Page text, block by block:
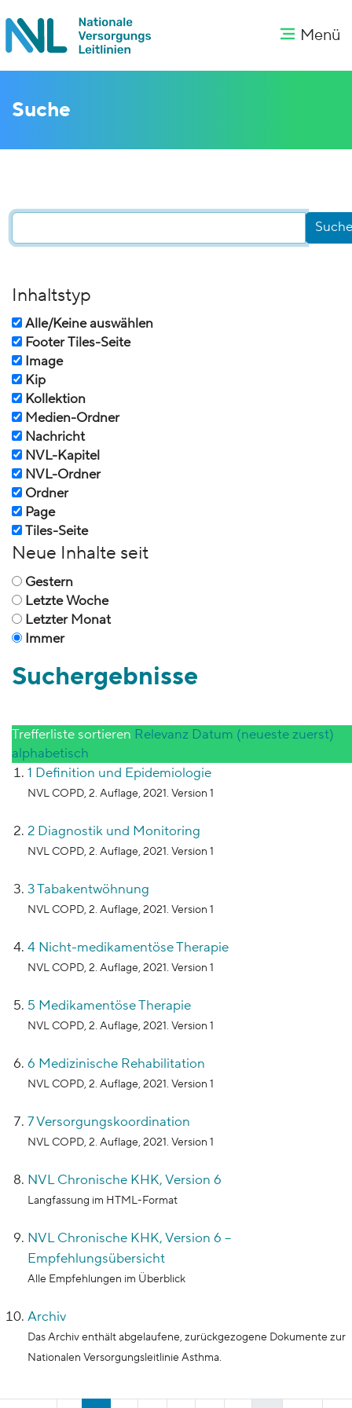
Menü
Suche
Inhaltstyp
Alle/Keine auswählen
Footer Tiles-Seite
Image
Kip
Kollektion
Medien-Ordner
Nachricht
NVL-Kapitel
NVL-Ordner
Ordner
Page
Tiles-Seite
Neue Inhalte seit
Gestern
Letzte Woche
Letzter Monat
Immer
Suchergebnisse
Trefferliste sortieren Relevanz Datum (neueste zuerst)
alphabetisch
1 Definition und Epidemiologie
NVL COPD, 2. Auflage, 2021. Version 1
2 Diagnostik und Monitoring
NVL COPD, 2. Auflage, 2021. Version 1
3 Tabakentwöhnung
NVL COPD, 2. Auflage, 2021. Version 1
4 Nicht-medikamentöse Therapie
NVL COPD, 2. Auflage, 2021. Version 1
5 Medikamentöse Therapie
NVL COPD, 2. Auflage, 2021. Version 1
6 Medizinische Rehabilitation
NVL COPD, 2. Auflage, 2021. Version 1
7 Versorgungskoordination
NVL COPD, 2. Auflage, 2021. Version 1
NVL Chronische KHK, Version 6
Langfassung im HTML-Format
NVL Chronische KHK, Version 6 –
Empfehlungsübersicht
Alle Empfehlungen im Überblick
Archiv
Das Archiv enthält abgelaufene, zurückgezogene Dokumente zur
Nationalen Versorgungsleitlinie Asthma.